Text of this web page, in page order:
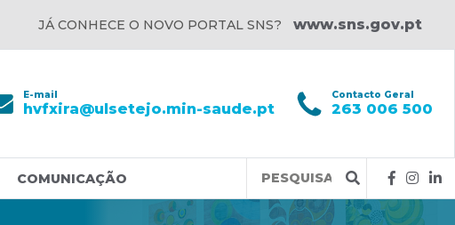
JÁ CONHECE O NOVO PORTAL SNS? www.sns.gov.pt
E-mail
hvfxira@ulsetejo.min-saude.pt
Contacto Geral
263 006 500
COMUNICAÇÃO
Query